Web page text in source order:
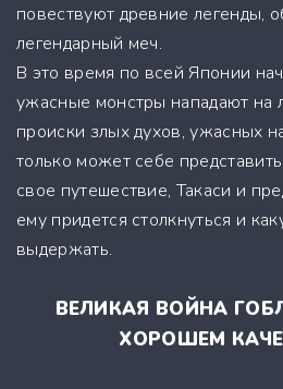
повествуют древние легенды,
легендарный меч.
В это время по всей Японии
ужасные монстры нападают на
происки злых духов, ужасных
только может себе
свое путешествие, Такаси и
ему придется столкнуться и
выдержать.
ВЕЛИКАЯ ВОЙНА
ХОРОШЕМ